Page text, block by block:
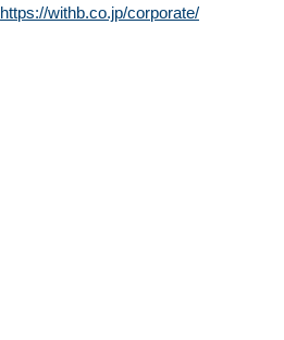
https://withb.co.jp/corporate/